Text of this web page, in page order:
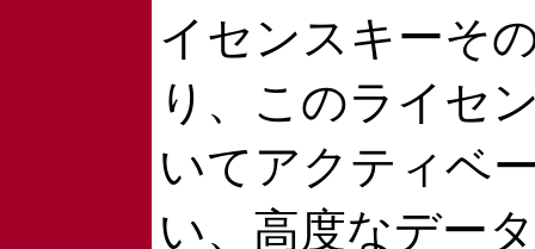
イセンスキーそ
り、このライセ
いてアクティベ
い、高度なデー